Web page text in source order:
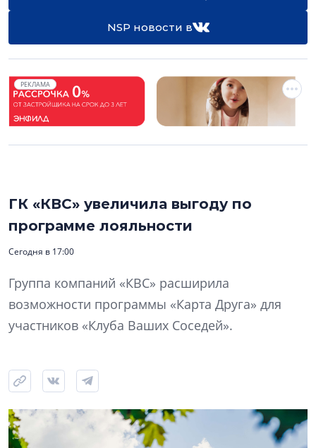
NSP новости в
РЕКЛАМА
ГК «КВС» увеличила выгоду по
программе лояльности
Сегодня в 17:00
Группа компаний «КВС» расширила
возможности программы «Карта Друга» для
участников «Клуба Ваших Соседей».